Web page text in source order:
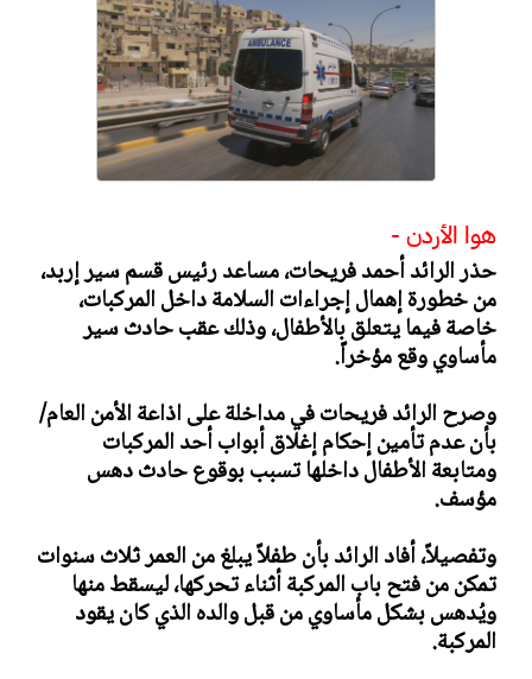
هوا الأردن -
حذر الرائد أحمد فريحات، مساعد رئيس قسم سير إربد،
من خطورة إهمال إجراءات السلامة داخل المركبات،
خاصة فيما يتعلق بالأطفال، وذلك عقب حادث سير
مأساوي وقع مؤخراً.
وصرح الرائد فريحات في مداخلة على اذاعة الأمن العام/
بأن عدم تأمين إحكام إغلاق أبواب أحد المركبات
ومتابعة الأطفال داخلها تسبب بوقوع حادث دهس
مؤسف.
وتفصيلاً، أفاد الرائد بأن طفلاً يبلغ من العمر ثلاث سنوات
تمكن من فتح باب المركبة أثناء تحركها، ليسقط منها
ويُدهس بشكل مأساوي من قبل والده الذي كان يقود
المركبة.